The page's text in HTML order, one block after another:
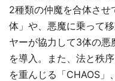
2種類の仲魔を合体させ
体」や、悪魔に乗って
ヤーが協力して3体の
を導入。また、法と秩
を重んじる「CHAOS」